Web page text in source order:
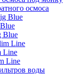
осмоса
Blue
Line
Line